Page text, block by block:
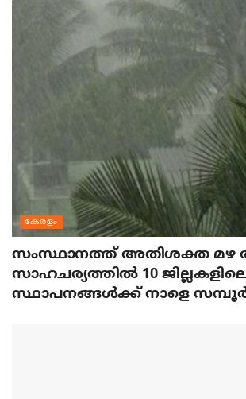
കേരളം
സംസ്ഥാനത്ത് അതിശക്ത മഴ
സാഹചര്യത്തിൽ 10 ജില്ലകളിലെ
സ്ഥാപനങ്ങൾക്ക് നാളെ